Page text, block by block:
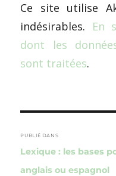
Ce site utilise
indésirables. En
dont les
sont traitées.
de
l’article
PUBLIÉ DANS
Lexique : les bases
anglais ou espagnol